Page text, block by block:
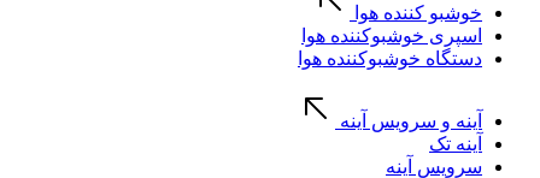
خوشبو کننده هوا
اسپری خوشبوکننده هوا
دستگاه خوشبوکننده هوا
آینه و سرویس آینه
آینه تک
سرویس آینه